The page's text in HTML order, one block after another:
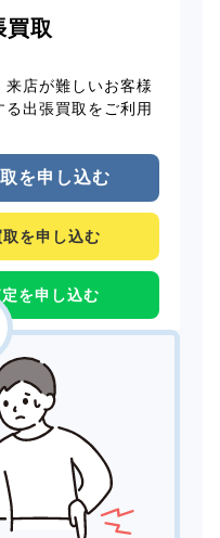
買取
来店が難しいお客様
出張買取をご利用
を申し込む
を申し込む
を申し込む